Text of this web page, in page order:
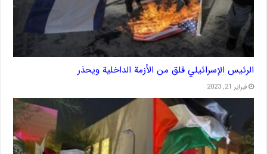
الرئيس الإسرائيلي قلق من الأزمة الداخلية ويحذر
فبراير 21, 2023